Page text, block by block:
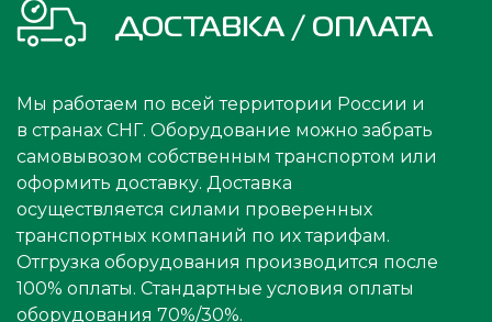
ДОСТАВКА / ОПЛАТА
Мы работаем по всей территории России и
в странах СНГ. Оборудование можно забрать
самовывозом собственным транспортом или
оформить доставку. Доставка
осуществляется силами проверенных
транспортных компаний по их тарифам.
Отгрузка оборудования производится после
100% оплаты. Стандартные условия оплаты
оборудования 70%/30%.